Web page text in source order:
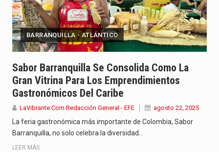
BARRANQUILLA - ATLÁNTICO
Sabor Barranquilla Se Consolida Como La
Gran Vitrina Para Los Emprendimientos
Gastronómicos Del Caribe
LaVibrante.Com Redacción General - EFE agosto 22, 2025
La feria gastronómica más importante de Colombia, Sabor
Barranquilla, no solo celebra la diversidad…
LEER MÁS